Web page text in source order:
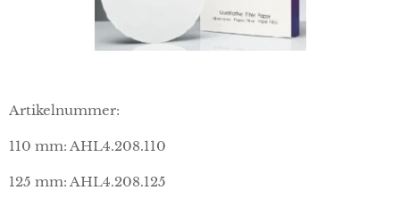
Artikelnummer:
110 mm: AHL4.208.110
125 mm: AHL4.208.125